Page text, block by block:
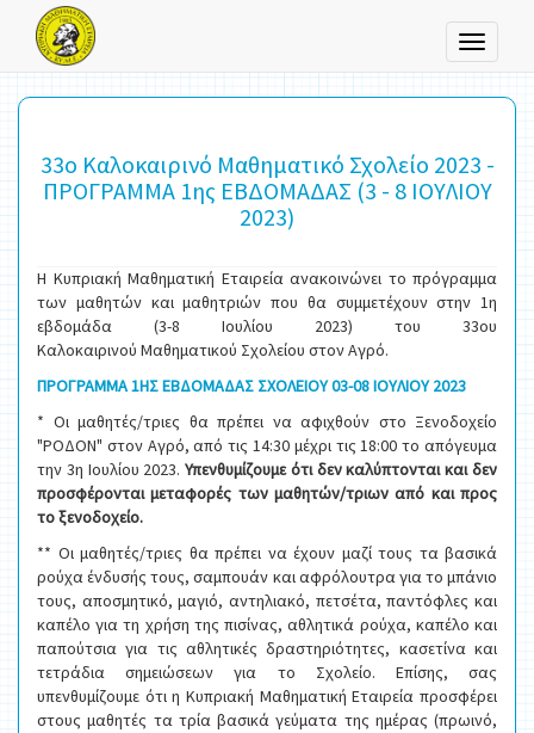
Toggle
33ο Καλοκαιρινό Μαθηματικό Σχολείο 2023 -
ΠΡΟΓΡΑΜΜΑ 1ης ΕΒΔΟΜΑΔΑΣ (3 - 8 ΙΟΥΛΙΟΥ
2023)
Η Κυπριακή Μαθηματική Εταιρεία ανακοινώνει το πρόγραμμα
των μαθητών και μαθητριών που θα συμμετέχουν στην 1η
εβδομάδα (3-8 Ιουλίου 2023) του 33ου
Καλοκαιρινού Μαθηματικού Σχολείου στον Αγρό.
ΠΡΟΓΡΑΜΜΑ 1ΗΣ ΕΒΔΟΜΑΔΑΣ ΣΧΟΛΕΙΟΥ 03-08 ΙΟΥΛΙΟΥ 2023
* Οι μαθητές/τριες θα πρέπει να αφιχθούν στο Ξενοδοχείο
"ΡΟΔΟΝ" στον Αγρό, από τις 14:30 μέχρι τις 18:00 το απόγευμα
την 3η Ιουλίου 2023.Υπενθυμίζουμε ότι δεν καλύπτονται και δεν
προσφέρονται μεταφορές των μαθητών/τριων από και προς
το ξενοδοχείο.
** Οι μαθητές/τριες θα πρέπει να έχουν μαζί τους τα βασικά
ρούχα ένδυσής τους, σαμπουάν και αφρόλουτρα για το μπάνιο
τους, αποσμητικό, μαγιό, αντηλιακό, πετσέτα, παντόφλες και
καπέλο για τη χρήση της πισίνας, αθλητικά ρούχα, καπέλο και
παπούτσια για τις αθλητικές δραστηριότητες, κασετίνα και
τετράδια σημειώσεων για το Σχολείο. Επίσης, σας
υπενθυμίζουμε ότι η Κυπριακή Μαθηματική Εταιρεία προσφέρει
στους μαθητές τα τρία βασικά γεύματα της ημέρας (πρωινό,